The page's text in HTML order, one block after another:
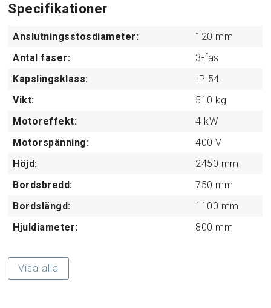
Specifikationer
Anslutningsstosdiameter: 120 mm
Antal faser:
3-fas
Kapslingsklass:
IP 54
Vikt:
510 kg
Motoreffekt:
4 kW
Motorspänning:
400 V
Höjd:
2450 mm
Bordsbredd:
750 mm
Bordslängd:
1100 mm
Hjuldiameter:
800 mm
Visa alla